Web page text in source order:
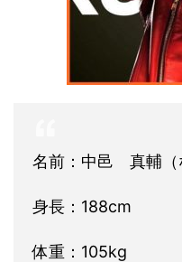
名前：中邑 真輔（
身長：188cm
体重：105kg